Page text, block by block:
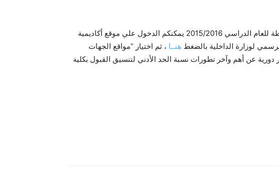
ولمزيد من التفاصيل حول التقديم بكلية الشرطة للعام الدراسي 2015/2016 يمكنكم الدخول علي موقع أكاديمية
لوزارة الداخلية بالضغط هنــا ، ثم اختيار “مواقع الجهات
دورية عن أهم وآخر تطورات نسبة الحد الأدني لتنسيق القبول بكلية